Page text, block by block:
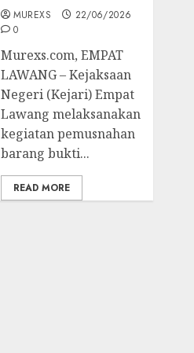
MUREXS
22/06/2026
0
‎Murexs.com, EMPAT
LAWANG – Kejaksaan
Negeri (Kejari) Empat
Lawang melaksanakan
kegiatan pemusnahan
barang bukti...
READ MORE